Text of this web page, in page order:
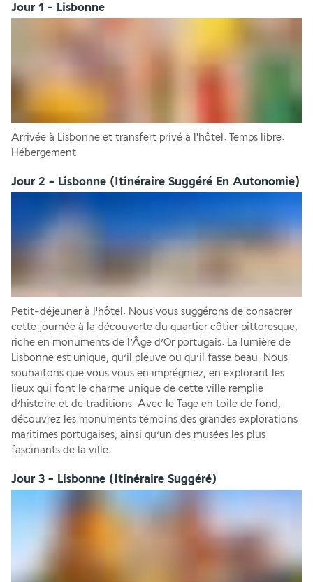
Jour 1 - Lisbonne
Arrivée à Lisbonne et transfert privé à l'hôtel. Temps libre.
Hébergement.
Jour 2 - Lisbonne (Itinéraire Suggéré En Autonomie)
Petit-déjeuner à l'hôtel. Nous vous suggérons de consacrer
cette journée à la découverte du quartier côtier pittoresque,
riche en monuments de l’Âge d’Or portugais. La lumière de
Lisbonne est unique, qu’il pleuve ou qu’il fasse beau. Nous
souhaitons que vous vous en imprégniez, en explorant les
lieux qui font le charme unique de cette ville remplie
d’histoire et de traditions. Avec le Tage en toile de fond,
découvrez les monuments témoins des grandes explorations
maritimes portugaises, ainsi qu’un des musées les plus
fascinants de la ville.
Jour 3 - Lisbonne (Itinéraire Suggéré)